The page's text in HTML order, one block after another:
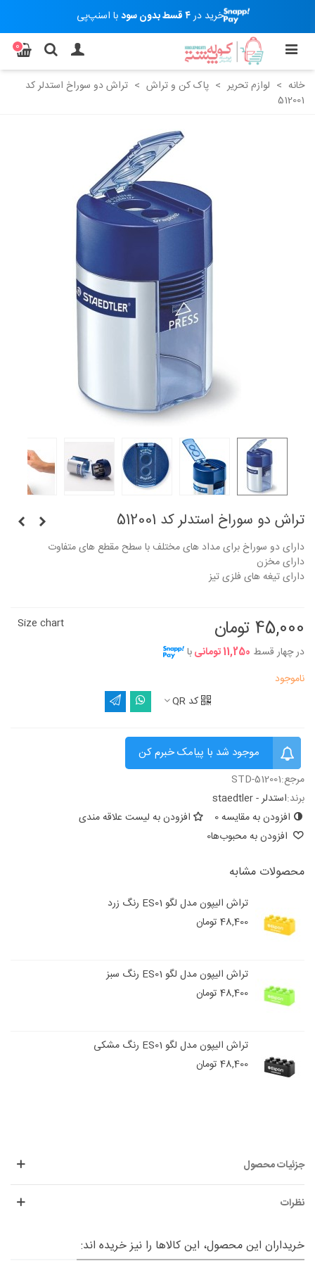
خرید در۴ قسط بدون سود با اسنپ‌پی
0
خانه > لوازم تحریر > پاک کن و تراش > تراش دو سوراخ استدلر کد
512001
تراش دو سوراخ استدلر کد 512001
دارای دو سوراخ برای مداد های مختلف با سطح مقطع های متفاوت
دارای مخزن
دارای تیغه های فلزی تیز
45,000 تومان
در چهار قسط 11,250 تومانی با
Size chart
ناموجود
کد QR
موجود شد با پیامک خبرم کن
مرجع:STD-512001
برند:استدلر - staedtler
افزودن به مقایسه0
افزودن به لیست علاقه مندی
افزودن به محبوب‌ها0
محصولات مشابه
تراش الیپون مدل لگو ES01 رنگ زرد
48,400 تومان
تراش الیپون مدل لگو ES01 رنگ سبز
48,400 تومان
تراش الیپون مدل لگو ES01 رنگ مشکی
48,400 تومان
جزئیات محصول
نظرات
خریداران این محصول، این کالاها را نیز خریده اند: